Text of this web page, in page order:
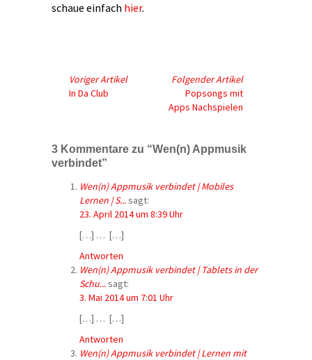
schaue einfach hier.
Voriger Artikel
In Da Club
Folgender Artikel
Popsongs mit
Apps Nachspielen
3 Kommentare zu “Wen(n) Appmusik
verbindet”
Wen(n) Appmusik verbindet | Mobiles
Lernen | S...sagt:
23. April 2014 um 8:39 Uhr
[…] … […]
Antworten
Wen(n) Appmusik verbindet | Tablets in der
Schu...sagt:
3. Mai 2014 um 7:01 Uhr
[…] … […]
Antworten
Wen(n) Appmusik verbindet | Lernen mit